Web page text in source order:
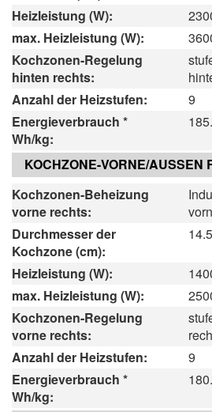
Heizleistung (W):
max. Heizleistung (W):
Kochzonen-Regelung
hinten rechts:
Anzahl der Heizstufen:
9
Energieverbrauch *
Wh/kg:
KOCHZONE-VORNE/AUSSEN
Kochzonen-Beheizung
vorne rechts:
Durchmesser der
Kochzone (cm):
14.5
Heizleistung (W):
max. Heizleistung (W):
Kochzonen-Regelung
vorne rechts:
Anzahl der Heizstufen:
9
Energieverbrauch *
Wh/kg: